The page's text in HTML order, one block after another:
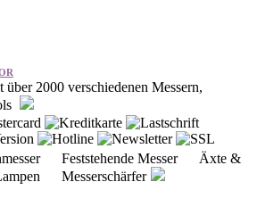
über 2000 verschiedenen Messern,
Feststehende Messer Äxte &
Messerschärfer